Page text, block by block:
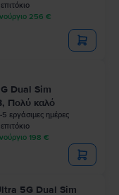
256 €
Dual Sim
Πολύ καλό
εργάσιμες ημέρες
198 €
5G Dual Sim